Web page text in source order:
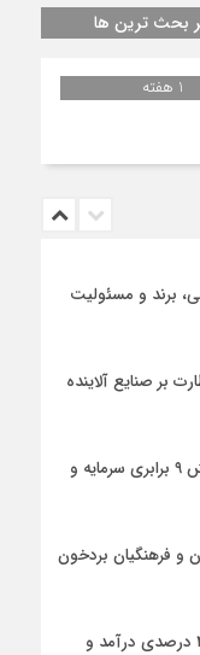
بحث ترین ها
1 هفته
برند و مسئولیت
بر صنایع آلاینده
رشد ۴۱ درصدی سود خالص پازارگاد؛ افزایش ۹ برابری سرمایه و
و فرهنگیان بردخون
ثبت سال طلایی پتروشیمی نوری؛ رشد ۴۵ درصدی درآمد و